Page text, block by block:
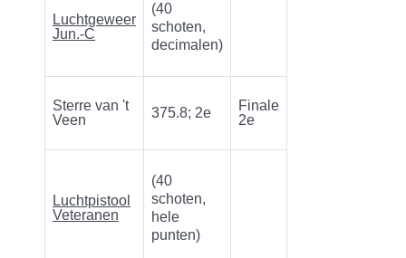
Luchtgeweer
Jun.-C
(40
schoten,
decimalen)
Sterre van 't
Veen
375.8; 2e
Finale
2e
Luchtpistool
Veteranen
(40
schoten,
hele
punten)